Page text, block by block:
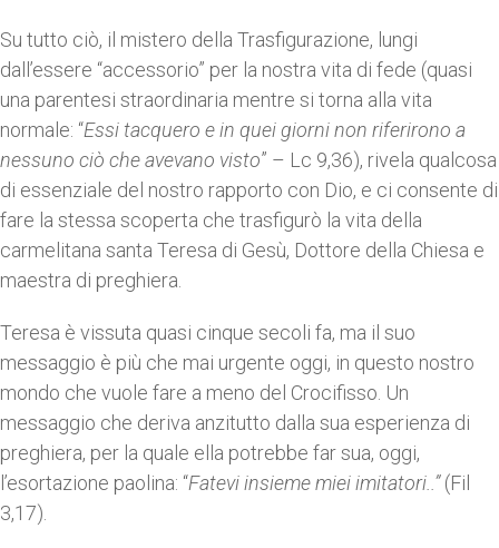
Su tutto ciò, il mistero della Trasfigurazione, lungi
dall’essere “accessorio” per la nostra vita di fede (quasi
una parentesi straordinaria mentre si torna alla vita
normale: “Essi tacquero e in quei giorni non riferirono a
nessuno ciò che avevano visto” – Lc 9,36), rivela qualcosa
di essenziale del nostro rapporto con Dio, e ci consente di
fare la stessa scoperta che trasfigurò la vita della
carmelitana santa Teresa di Gesù, Dottore della Chiesa e
maestra di preghiera.
Teresa è vissuta quasi cinque secoli fa, ma il suo
messaggio è più che mai urgente oggi, in questo nostro
mondo che vuole fare a meno del Crocifisso. Un
messaggio che deriva anzitutto dalla sua esperienza di
preghiera, per la quale ella potrebbe far sua, oggi,
l’esortazione paolina: “Fatevi insieme miei imitatori..”(Fil
3,17).